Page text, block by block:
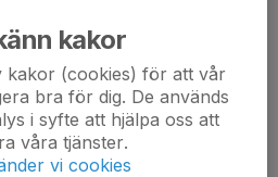
kakor
kakor (cookies) för att vår
bra för dig. De används
i syfte att hjälpa oss att
våra tjänster.
vi cookies